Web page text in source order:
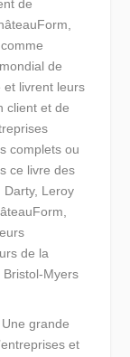
de
de
et livrent leurs
client et de
complets ou
ce livre des
Darty, Leroy
de la
Bristol-Myers
Une grande
et